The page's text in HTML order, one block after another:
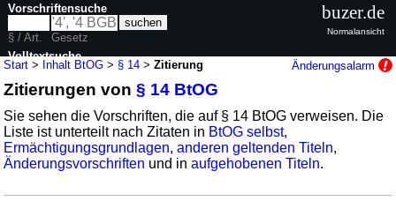
Start > Inhalt BtOG > § 14 >Zitierung Änderungsalarm
Zitierungen von§ 14 BtOG
Sie sehen die Vorschriften, die auf § 14 BtOG verweisen. Die
Liste ist unterteilt nach Zitaten in BtOG selbst,
Ermächtigungsgrundlagen,anderen geltenden Titeln,
Änderungsvorschriften und inaufgehobenen Titeln.
Vorschriftensuche
§ / Art.
Gesetz
Volltextsuche
nur in BtOG
buzer.de
Normalansicht